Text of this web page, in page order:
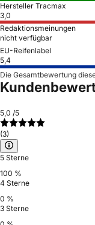
Hersteller Tracmax
3,0
Redaktionsmeinungen
nicht verfügbar
EU-Reifenlabel
5,4
Die Gesamtbewertung
5,0 /5
(3)
5 Sterne
100 %
4 Sterne
0 %
3 Sterne